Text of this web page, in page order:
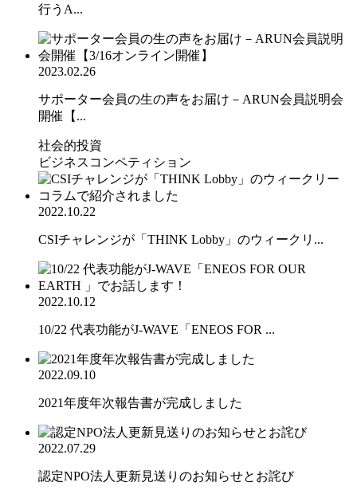
行うA...
2023.02.26
サポーター会員の生の声をお届け－ARUN会員説明会
開催【...
社会的投資
ビジネスコンペティション
2022.10.22
CSIチャレンジが「THINK Lobby」のウィークリ...
2022.10.12
10/22 代表功能がJ-WAVE「ENEOS FOR ...
2022.09.10
2021年度年次報告書が完成しました
2022.07.29
認定NPO法人更新見送りのお知らせとお詫び